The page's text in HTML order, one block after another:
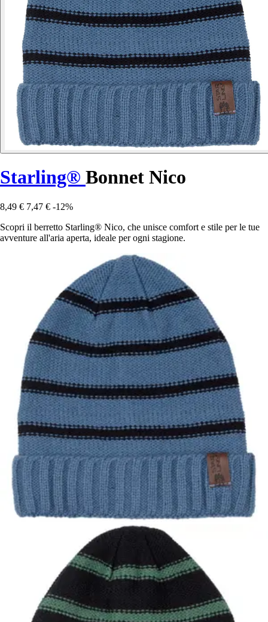
Starling® Bonnet Nico
8,49 € 7,47 € -12%
Scopri il berretto Starling® Nico, che unisce comfort e stile per le tue
avventure all'aria aperta, ideale per ogni stagione.